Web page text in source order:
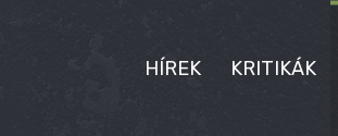
HÍREK KRITIKÁK